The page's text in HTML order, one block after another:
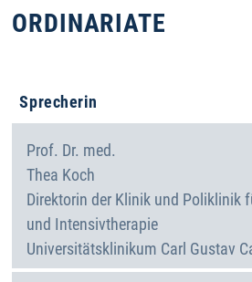
ORDINARIATE
Sprecherin
Prof. Dr. med.
Thea Koch
Direktorin der Klinik und Poliklinik
und Intensivtherapie
Universitätsklinikum Carl Gustav